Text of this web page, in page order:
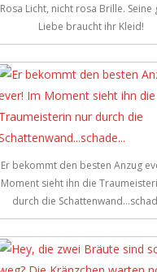
Rosa Licht, nicht rosa Brille. Seine
Liebe braucht ihr Kleid!
Er bekommt den besten Anzug
Moment sieht ihn die
durch die